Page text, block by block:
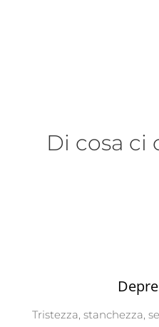
Di cosa ci
Tristezza, stanchezza,